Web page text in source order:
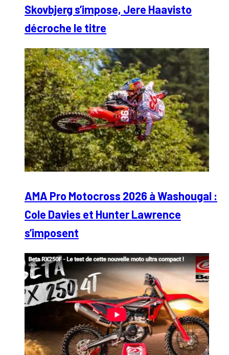
Skovbjerg s’impose, Jere Haavisto
décroche le titre
AMA Pro Motocross 2026 à Washougal :
Cole Davies et Hunter Lawrence
s’imposent